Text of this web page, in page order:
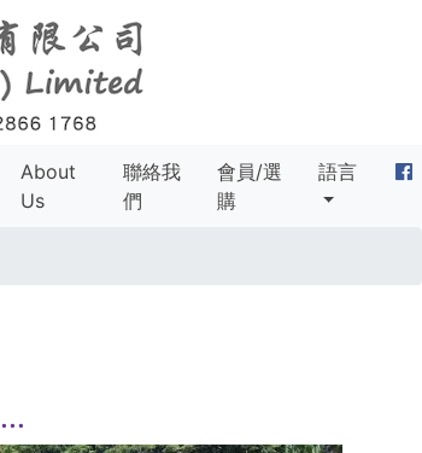
About
Us
聯絡我
們
會員/選
購
語言